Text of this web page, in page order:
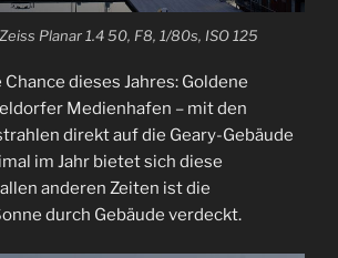
Planar 1.4 50, F8, 1/80s, ISO 125
Chance dieses Jahres: Goldene
Medienhafen – mit den
direkt auf die Geary-Gebäude
im Jahr bietet sich diese
anderen Zeiten ist die
durch Gebäude verdeckt.